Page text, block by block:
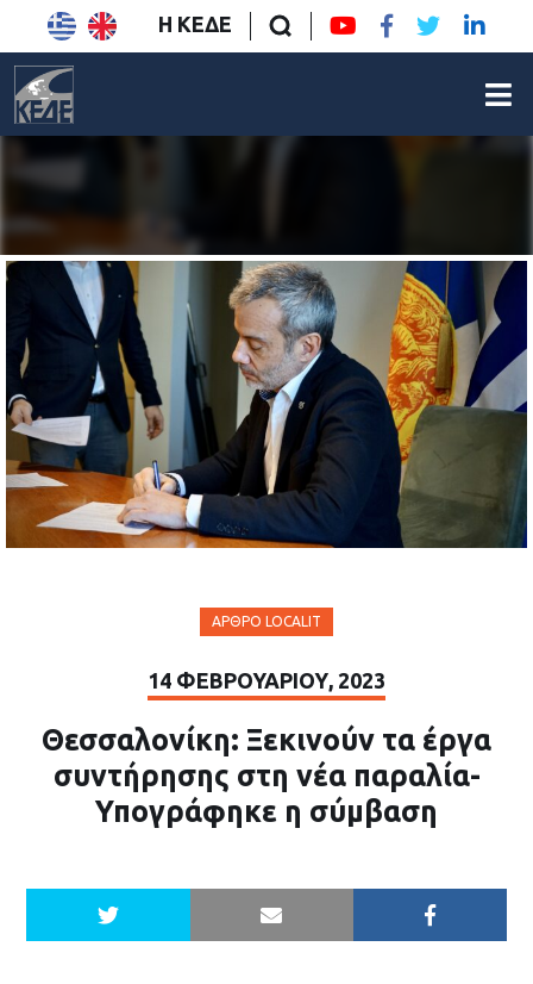
Η ΚΕΔΕ
ΆΡΘΡΟ LOCALIT
14 ΦΕΒΡΟΥΑΡΊΟΥ, 2023
Θεσσαλονίκη: Ξεκινούν τα έργα
συντήρησης στη νέα παραλία-
Υπογράφηκε η σύμβαση